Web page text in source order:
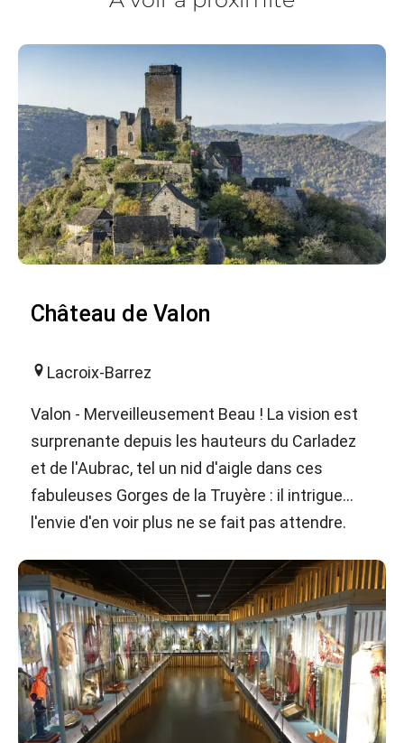
Château de Valon
Lacroix-Barrez
Valon - Merveilleusement Beau ! La vision est
surprenante depuis les hauteurs du Carladez
et de l'Aubrac, tel un nid d'aigle dans ces
fabuleuses Gorges de la Truyère : il intrigue...
l'envie d'en voir plus ne se fait pas attendre.